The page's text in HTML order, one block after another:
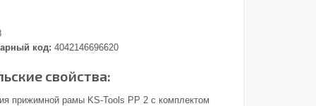
код: 4042146696620
свойства:
прижимной рамы KS-Tools PP 2 с комплектом